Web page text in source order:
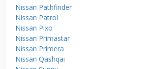
Nissan Pathfinder
Nissan Patrol
Nissan Pixo
Nissan Primastar
Nissan Primera
Nissan Qashqai